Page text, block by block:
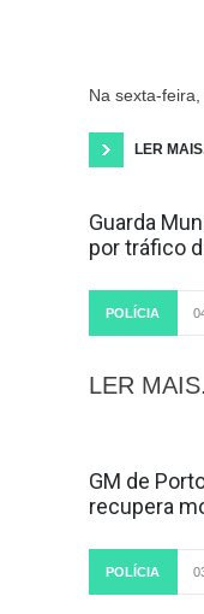
Na sexta-feira,
LER
Guarda
por tráfico
POLÍCIA
LER
GM de
recupera
POLÍCIA